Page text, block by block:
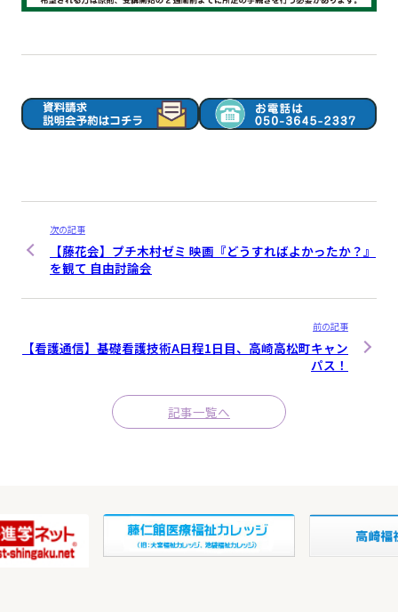
次の記事
【藤花会】プチ木村ゼミ 映画『どうすればよかったか？』
を観て 自由討論会
前の記事
【看護通信】基礎看護技術A日程1日目、高崎高松町キャン
パス！
記事一覧へ